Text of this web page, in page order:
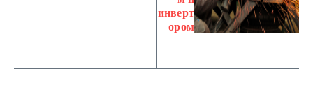
инверт
ором